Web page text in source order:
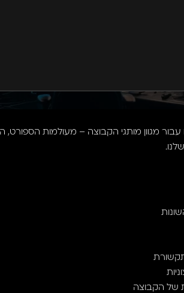
מגוון מותגי הקבוצה – מעולמות
תקשורת
של הקבוצה